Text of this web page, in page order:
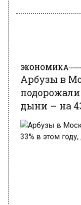
подорожали
дыни – на